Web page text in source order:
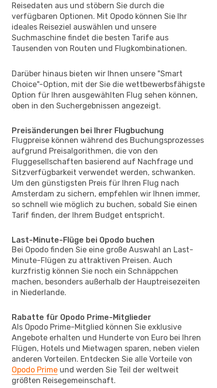
Reisedaten aus und stöbern Sie durch die
verfügbaren Optionen. Mit Opodo können Sie Ihr
ideales Reiseziel auswählen und unsere
Suchmaschine findet die besten Tarife aus
Tausenden von Routen und Flugkombinationen.
Darüber hinaus bieten wir Ihnen unsere "Smart
Choice"-Option, mit der Sie die wettbewerbsfähigste
Option für Ihren ausgewählten Flug sehen können,
oben in den Suchergebnissen angezeigt.
Preisänderungen bei Ihrer Flugbuchung
Flugpreise können während des Buchungsprozesses
aufgrund Preisalgorithmen, die von den
Fluggesellschaften basierend auf Nachfrage und
Sitzverfügbarkeit verwendet werden, schwanken.
Um den günstigsten Preis für Ihren Flug nach
Amsterdam zu sichern, empfehlen wir Ihnen immer,
so schnell wie möglich zu buchen, sobald Sie einen
Tarif finden, der Ihrem Budget entspricht.
Last-Minute-Flüge bei Opodo buchen
Bei Opodo finden Sie eine große Auswahl an Last-
Minute-Flügen zu attraktiven Preisen. Auch
kurzfristig können Sie noch ein Schnäppchen
machen, besonders außerhalb der Hauptreisezeiten
in Niederlande.
Rabatte für Opodo Prime-Mitglieder
Als Opodo Prime-Mitglied können Sie exklusive
Angebote erhalten und Hunderte von Euro bei Ihren
Flügen, Hotels und Mietwagen sparen, neben vielen
anderen Vorteilen. Entdecken Sie alle Vorteile von
Opodo Prime und werden Sie Teil der weltweit
größten Reisegemeinschaft.